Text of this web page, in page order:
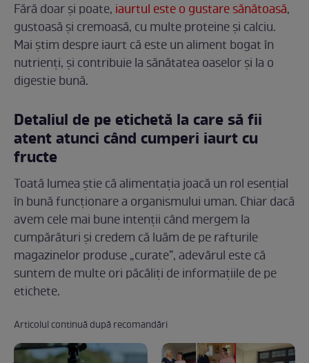
Fără doar și poate, iaurtul este o gustare sănătoasă,
gustoasă și cremoasă, cu multe proteine și calciu.
Mai știm despre iaurt că este un aliment bogat în
nutrienți, și contribuie la sănătatea oaselor și la o
digestie bună.
Detaliul de pe etichetă la care să fii
atent atunci când cumperi iaurt cu
fructe
Toată lumea știe că alimentația joacă un rol esențial
în bună funcționare a organismului uman. Chiar dacă
avem cele mai bune intenții când mergem la
cumpărături și credem că luăm de pe rafturile
magazinelor produse „curate”, adevărul este că
suntem de multe ori păcăliți de informațiile de pe
etichete.
Articolul continuă după recomandări